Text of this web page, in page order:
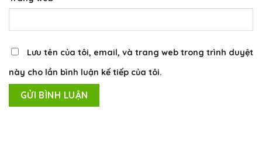
Lưu tên của tôi, email, và trang web trong trình duyệt
này cho lần bình luận kế tiếp của tôi.